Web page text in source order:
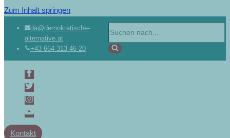
Zum Inhalt springen
da@demokratische-
alternative.at
+43 664 313 46 20
Kontakt